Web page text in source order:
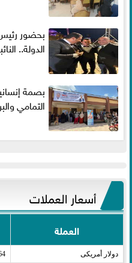
بحضور
الدولة..
بصمة
التمامي
أسعار العملات
العملة
دولار أمريكى​